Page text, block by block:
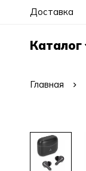
Доставка
Каталог
Главная